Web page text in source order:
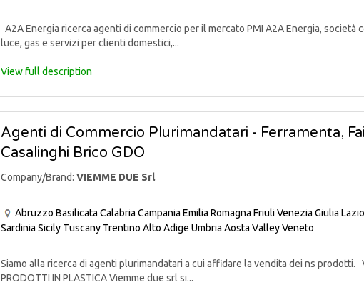
A2A Energia ricerca agenti di commercio per il mercato PMI A2A Energia,
luce, gas e servizi per clienti domestici,...
View full description
Agenti di Commercio Plurimandatari - Ferramenta,
Casalinghi Brico GDO
Company/Brand: VIEMME DUE Srl
Abruzzo Basilicata Calabria Campania Emilia Romagna Friuli Venezia Giulia Lazio
Sardinia Sicily Tuscany Trentino Alto Adige Umbria Aosta ValleyVeneto
Siamo alla ricerca di agenti plurimandatari a cui affidare la vendita dei ns prodotti.
PRODOTTI IN PLASTICA Viemme due srl si...